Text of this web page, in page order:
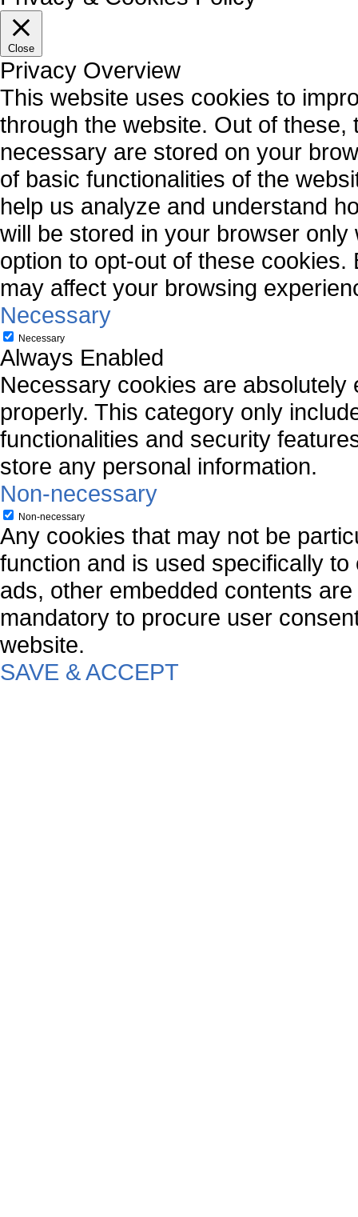
Close
Privacy Overview
This website uses cookies to
through the website. Out of
necessary are stored on your
of basic functionalities of the
help us analyze and understand
will be stored in your browser
option to opt-out of these
may affect your browsing
Necessary
Necessary
Always Enabled
Necessary cookies are
properly. This category only
functionalities and security
store any personal information.
Non-necessary
Non-necessary
Any cookies that may not be
function and is used specifically
ads, other embedded contents
mandatory to procure user
website.
SAVE & ACCEPT